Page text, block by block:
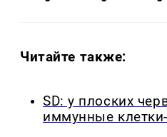
Читайте также:
SD: у плоских
иммунные